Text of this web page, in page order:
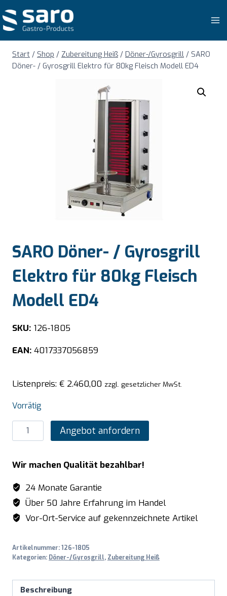
Inhalt
springen
Start / Shop / Zubereitung Heiß / Döner-/Gyrosgrill / SARO
Döner- / Gyrosgrill Elektro für 80kg Fleisch Modell ED4
SARO Döner- / Gyrosgrill
Elektro für 80kg Fleisch
Modell ED4
SKU: 126-1805
EAN: 4017337056859
Listenpreis: € 2.460,00 zzgl. gesetzlicher MwSt.
Vorrätig
SARO
Döner-
Gyrosgrill
Elektro
für
80kg
Fleisch
ED4
Menge
Angebot anfordern
Wir machen Qualität bezahlbar!
24 Monate Garantie
Über 50 Jahre Erfahrung im Handel
Vor-Ort-Service auf gekennzeichnete Artikel
Artikelnummer:126-1805
Kategorien: Döner-/Gyrosgrill, Zubereitung Heiß
Beschreibung